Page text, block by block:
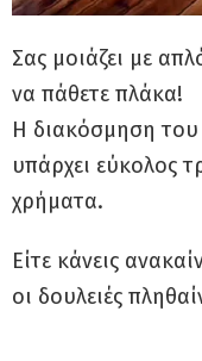
Σας μοιάζει με
να πάθετε πλάκα!
Η διακόσμηση του
υπάρχει εύκολος
χρήματα.
Είτε κάνεις
οι δουλειές